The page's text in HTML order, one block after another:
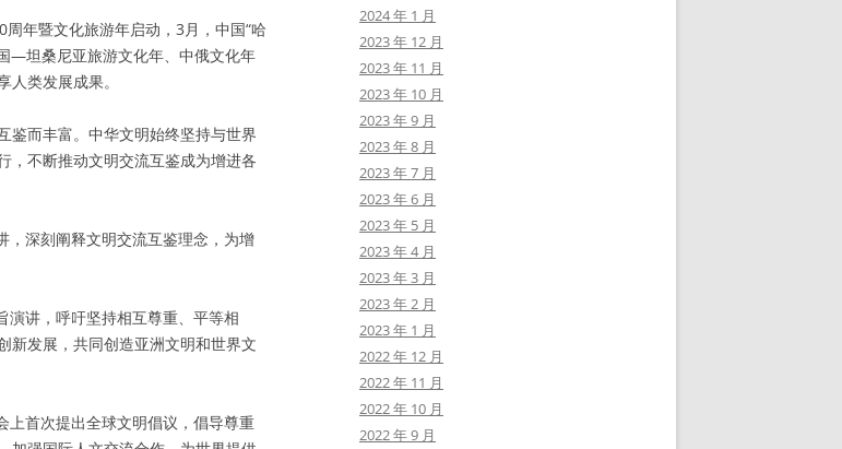
年暨文化旅游年启动，3月，中国“哈
—坦桑尼亚旅游文化年、中俄文化年
类发展成果。
鉴而丰富。中华文明始终坚持与世界
，不断推动文明交流互鉴成为增进各
，深刻阐释文明交流互鉴理念，为增
讲，呼吁坚持相互尊重、平等相
新发展，共同创造亚洲文明和世界文
上首次提出全球文明倡议，倡导尊重
2024 年 1 月
2023 年 12 月
2023 年 11 月
2023 年 10 月
2023 年 9 月
2023 年 8 月
2023 年 7 月
2023 年 6 月
2023 年 5 月
2023 年 4 月
2023 年 3 月
2023 年 2 月
2023 年 1 月
2022 年 12 月
2022 年 11 月
2022 年 10 月
2022 年 9 月